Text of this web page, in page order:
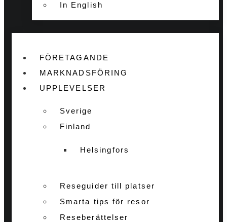
In English
FÖRETAGANDE
MARKNADSFÖRING
UPPLEVELSER
Sverige
Finland
Helsingfors
Reseguider till platser
Smarta tips för resor
Reseberättelser